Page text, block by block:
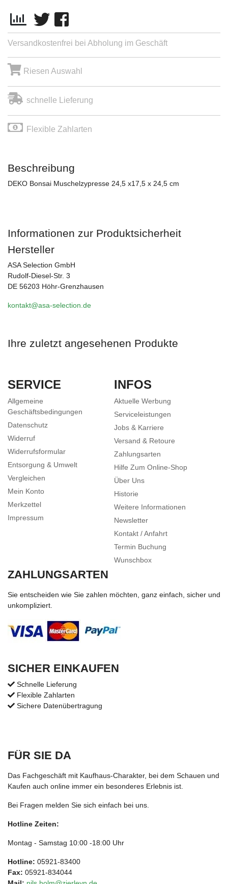
Versandkostenfrei bei Abholung im Geschäft
Riesen Auswahl
schnelle Lieferung
Flexible Zahlarten
Beschreibung
DEKO Bonsai Muschelzypresse 24,5 x17,5 x 24,5 cm
Informationen zur Produktsicherheit
Hersteller
ASA Selection GmbH
Rudolf-Diesel-Str. 3
DE 56203 Höhr-Grenzhausen
kontakt@asa-selection.de
Ihre zuletzt angesehenen Produkte
SERVICE
Allgemeine
Geschäftsbedingungen
Datenschutz
Widerruf
Widerrufsformular
Entsorgung & Umwelt
Vergleichen
Mein Konto
Merkzettel
Impressum
INFOS
Aktuelle Werbung
Serviceleistungen
Jobs & Karriere
Versand & Retoure
Zahlungsarten
Hilfe Zum Online-Shop
Über Uns
Historie
Weitere Informationen
Newsletter
Kontakt / Anfahrt
Termin Buchung
Wunschbox
ZAHLUNGSARTEN
Sie entscheiden wie Sie zahlen möchten, ganz einfach, sicher und
unkompliziert.
SICHER EINKAUFEN
Schnelle Lieferung
Flexible Zahlarten
Sichere Datenübertragung
FÜR SIE DA
Das Fachgeschäft mit Kaufhaus-Charakter, bei dem Schauen und
Kaufen auch online immer ein besonderes Erlebnis ist.
Bei Fragen melden Sie sich einfach bei uns.
Hotline Zeiten:
Montag - Samstag 10:00 -18:00 Uhr
Hotline: 05921-83400
Fax: 05921-834044